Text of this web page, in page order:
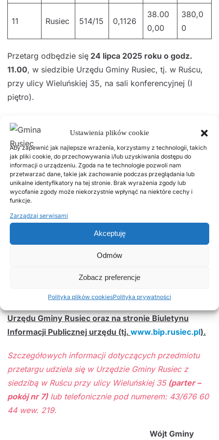
Ustawienia plików cookie
Aby zapewnić jak najlepsze wrażenia, korzystamy z technologii, takich
jak pliki cookie, do przechowywania i/lub uzyskiwania dostępu do
informacji o urządzeniu. Zgoda na te technologie pozwoli nam
przetwarzać dane, takie jak zachowanie podczas przeglądania lub
unikalne identyfikatory na tej stronie. Brak wyrażenia zgody lub
wycofanie zgody może niekorzystnie wpłynąć na niektóre cechy i
funkcje.
Zarządzaj serwisami
Akceptuję
Odmów
Zobacz preferencje
Polityka plików cookiesPolityka prywatności
11 Rusiec 514/15 0,1126
38.00
0,00
380,0
0
Przetarg odbędzie się 24 lipca 2025 roku o godz.
11.00, w siedzibie Urzędu Gminy Rusiec, tj. w Ruścu,
przy ulicy Wieluńskiej 35, na sali konferencyjnej (I
piętro).
osoby prawne. Warunkiem przystąpienia do przetargu
jest wniesienie wadium w pieniądzu, przez dokonanie
przelewu najpóźniejdo końca dnia 18 lipca 2025 r
rachunek bankowy nr97 9264 0009 0000 0097
2000 0150 Gmina Rusiec,ul. Wieluńska 35, 97-438
Rusiec
uznania rachunku bankowego Gminy Rusiec.
Cena nieruchomości wylicytowana w przetargu
podwyższona będzie o należny podatek VAT.
Pełną informację dotyczącą ogłoszonego przetargu
Urzędu Gminy Rusiec oraz na stronie Biuletynu
Informacji Publicznej urzędu (tj. www.bip.rusiec.pl).
Szczegółowych informacji dotyczących przedmiotu
przetargu udziela się w Urzędzie Gminy Rusiec z
siedzibą w Ruścu przy ulicy Wieluńskiej 35 (parter –
pokój nr 7)lub telefonicznie pod numerem: 43/676 60
44 wew. 219.
Wójt Gminy